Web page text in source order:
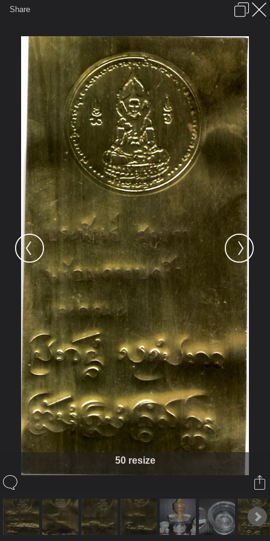
เข้าสู่ระบบหรือลงทะเบียน
รูปภาพ แผ่นทองใต้ฐานพระสมเด็จองค์ปฐม
50 resize
หน้าแรก เว็บบอร์ด มีอะไรใหม่ รูปภาพ
คอลเล็คชั่น สถานที่ กล้อง ...
ภาษาไทย ช่วยเหลือ
Share
50 resize